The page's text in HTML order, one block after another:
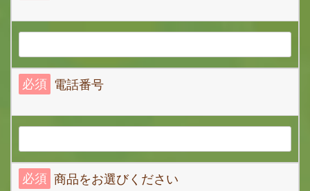
必須 電話番号
必須 商品をお選びください